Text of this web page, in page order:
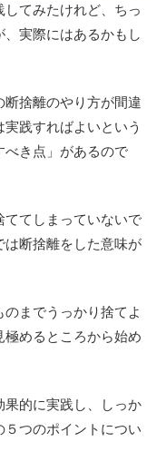
してみたけれど、ちっ
実際にはあるかもし
捨離のやり方が間違
践すればよいという
べき点」があるので
てしまっていないで
は断捨離をした意味が
までうっかり捨てよ
めるところから始め
果的に実践し、しっか
５つのポイントについ